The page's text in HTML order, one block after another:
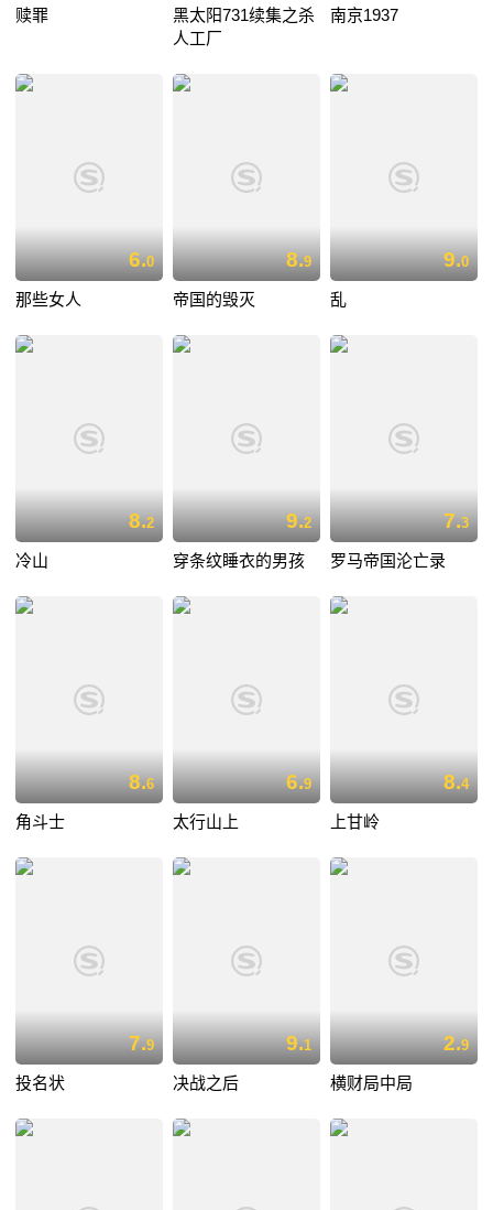
赎罪
黑太阳731续集之杀
人工厂
南京1937
6.0
那些女人
8.9
帝国的毁灭
9.0
乱
8.2
冷山
9.2
穿条纹睡衣的男孩
7.3
罗马帝国沦亡录
8.6
角斗士
6.9
太行山上
8.4
上甘岭
7.9
投名状
9.1
决战之后
2.9
横财局中局